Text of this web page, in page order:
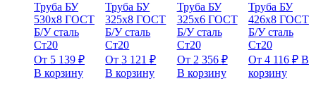
Труба БУ
530х8 ГОСТ
Б/У сталь
Ст20
От 5 139 ₽
В корзину
Труба БУ
325х8 ГОСТ
Б/У сталь
Ст20
От3 121₽
В корзину
Труба БУ
325х6 ГОСТ
Б/У сталь
Ст20
От 2 356 ₽
В корзину
Труба БУ
426х8 ГОСТ
Б/У сталь
Ст20
От 4 116 ₽ В
корзину